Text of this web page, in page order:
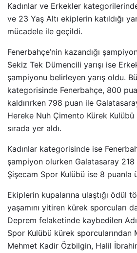
Kadınlar ve Erkekler
ve 23 Yaş Altı ekiplerin katıldığı
mücadele ile geçildi.
Fenerbahçe’nin kazandığı
Sekiz Tek Dümencili yarışı ise
şampiyonu belirleyen yarış oldu.
kategorisinde Fenerbahçe, 800
kaldırırken 798 puan ile
Hereke Nuh Çimento Kürek
sırada yer aldı.
Kadınlar kategorisinde ise
şampiyon olurken Galatasaray
Şişecam Spor Kulübü ise 8 puanla
Ekiplerin kupalarına ulaştığı ödül
yaşamını yitiren kürek sporcuları
Deprem felaketinde kaybedilen
Spor Kulübü kürek sporcularından
Mehmet Kadir Özbilgin, Halil